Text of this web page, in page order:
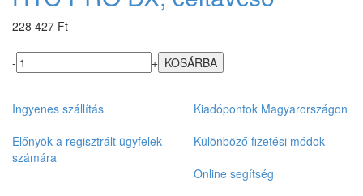
228 427 Ft
- +
Ingyenes szállítás
Kiadópontok Magyarországon
Előnyök a regisztrált ügyfelek
számára
Különböző fizetési módok
Online segítség